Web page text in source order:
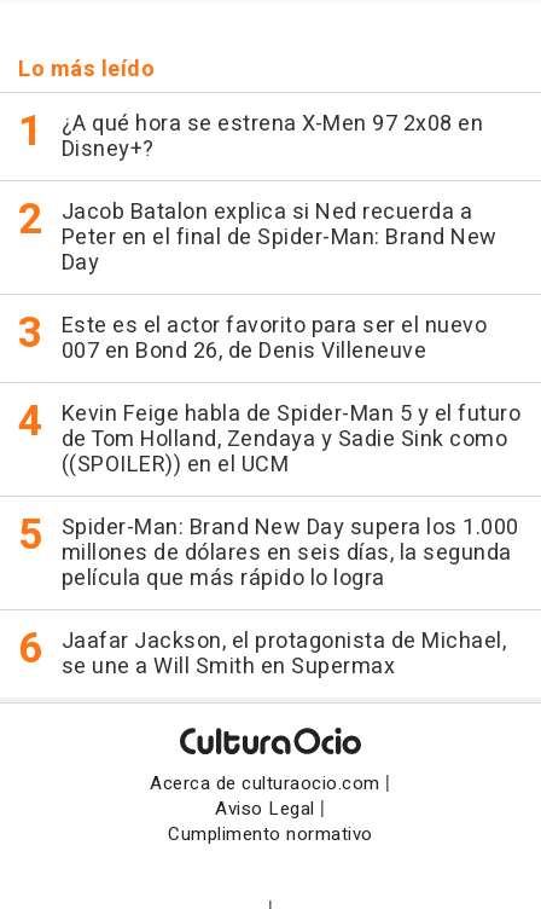
Lo más leído
¿A qué hora se estrena X-Men 97 2x08 en
Disney+?
Jacob Batalon explica si Ned recuerda a
Peter en el final de Spider-Man: Brand New
Day
Este es el actor favorito para ser el nuevo
007 en Bond 26, de Denis Villeneuve
Kevin Feige habla de Spider-Man 5 y el futuro
de Tom Holland, Zendaya y Sadie Sink como
((SPOILER)) en el UCM
Spider-Man: Brand New Day supera los 1.000
millones de dólares en seis días, la segunda
película que más rápido lo logra
Jaafar Jackson, el protagonista de Michael,
se une a Will Smith en Supermax
Acerca de culturaocio.com |
Aviso Legal |
Cumplimento normativo